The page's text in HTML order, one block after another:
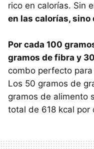
rico en calorías. Sin
en las calorías,
Por cada 100
gramos de fibra y
combo perfecto
Los 50 gramos de
gramos de alimento
total de 618 kcal por